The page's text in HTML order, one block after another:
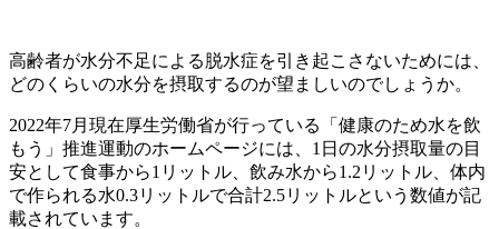
高齢者が水分不足による脱水症を引き起こさないためには、
どのくらいの水分を摂取するのが望ましいのでしょうか。
2022年7月現在厚生労働省が行っている「健康のため水を飲
もう」推進運動のホームページには、1日の水分摂取量の目
安として食事から1リットル、飲み水から1.2リットル、体内
で作られる水0.3リットルで合計2.5リットルという数値が記
載されています。